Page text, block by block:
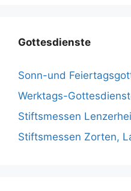
Gottesdienste
Sonn-und
Werktags-
Stiftsmessen
Stiftsmessen Zorten,